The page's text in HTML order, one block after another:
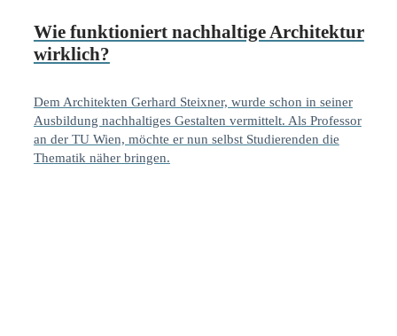
Wie funktioniert nachhaltige Architektur
wirklich?
Dem Architekten Gerhard Steixner, wurde schon in seiner
Ausbildung nachhaltiges Gestalten vermittelt. Als Professor
an der TU Wien, möchte er nun selbst Studierenden die
Thematik näher bringen.